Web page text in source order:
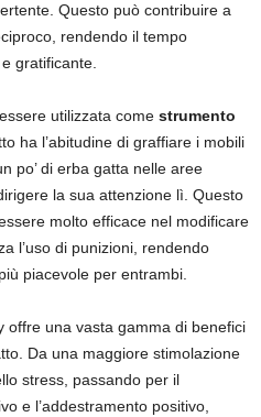
Questo può contribuire a
rendendo il tempo
gratificante.
utilizzata come strumento
ha l’abitudine di graffiare i mobili
po’ di erba gatta nelle aree
la sua attenzione lì. Questo
molto efficace nel modificare
l’uso di punizioni, rendendo
piacevole per entrambi.
offre una vasta gamma di benefici
Da una maggiore stimolazione
stress, passando per il
e l’addestramento positivo,